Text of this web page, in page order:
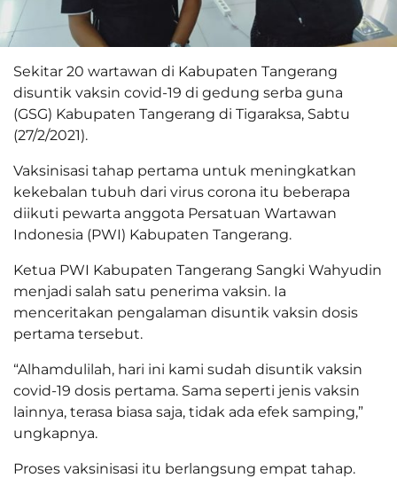
Sekitar 20 wartawan di Kabupaten Tangerang
disuntik vaksin covid-19 di gedung serba guna
(GSG) Kabupaten Tangerang di Tigaraksa, Sabtu
(27/2/2021).
Vaksinisasi tahap pertama untuk meningkatkan
kekebalan tubuh dari virus corona itu beberapa
diikuti pewarta anggota Persatuan Wartawan
Indonesia (PWI) Kabupaten Tangerang.
Ketua PWI Kabupaten Tangerang Sangki Wahyudin
menjadi salah satu penerima vaksin. Ia
menceritakan pengalaman disuntik vaksin dosis
pertama tersebut.
“Alhamdulilah, hari ini kami sudah disuntik vaksin
covid-19 dosis pertama. Sama seperti jenis vaksin
lainnya, terasa biasa saja, tidak ada efek samping,”
ungkapnya.
Proses vaksinisasi itu berlangsung empat tahap.